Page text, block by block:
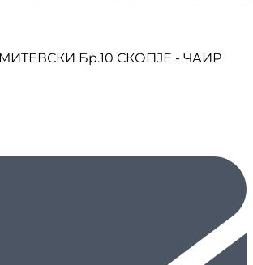
Бр.10 СКОПЈЕ - ЧАИР